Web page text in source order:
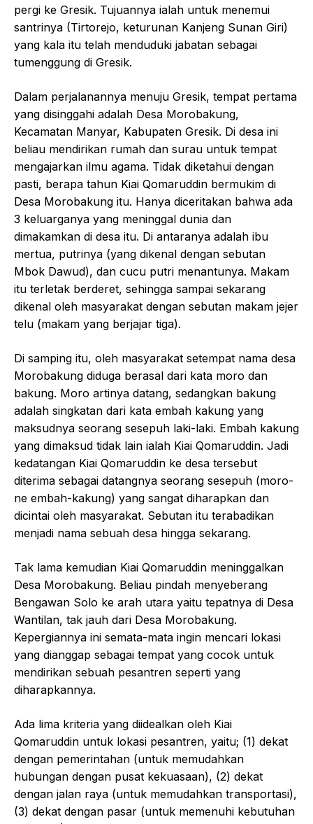
pergi ke Gresik. Tujuannya ialah untuk menemui
santrinya (Tirtorejo, keturunan Kanjeng Sunan Giri)
yang kala itu telah menduduki jabatan sebagai
tumenggung di Gresik.
Dalam perjalanannya menuju Gresik, tempat pertama
yang disinggahi adalah Desa Morobakung,
Kecamatan Manyar, Kabupaten Gresik. Di desa ini
beliau mendirikan rumah dan surau untuk tempat
mengajarkan ilmu agama. Tidak diketahui dengan
pasti, berapa tahun Kiai Qomaruddin bermukim di
Desa Morobakung itu. Hanya diceritakan bahwa ada
3 keluarganya yang meninggal dunia dan
dimakamkan di desa itu. Di antaranya adalah ibu
mertua, putrinya (yang dikenal dengan sebutan
Mbok Dawud), dan cucu putri menantunya. Makam
itu terletak berderet, sehingga sampai sekarang
dikenal oleh masyarakat dengan sebutan makam jejer
telu (makam yang berjajar tiga).
Di samping itu, oleh masyarakat setempat nama desa
Morobakung diduga berasal dari kata moro dan
bakung. Moro artinya datang, sedangkan bakung
adalah singkatan dari kata embah kakung yang
maksudnya seorang sesepuh laki-laki. Embah kakung
yang dimaksud tidak lain ialah Kiai Qomaruddin. Jadi
kedatangan Kiai Qomaruddin ke desa tersebut
diterima sebagai datangnya seorang sesepuh (moro-
ne embah-kakung) yang sangat diharapkan dan
dicintai oleh masyarakat. Sebutan itu terabadikan
menjadi nama sebuah desa hingga sekarang.
Tak lama kemudian Kiai Qomaruddin meninggalkan
Desa Morobakung. Beliau pindah menyeberang
Bengawan Solo ke arah utara yaitu tepatnya di Desa
Wantilan, tak jauh dari Desa Morobakung.
Kepergiannya ini semata-mata ingin mencari lokasi
yang dianggap sebagai tempat yang cocok untuk
mendirikan sebuah pesantren seperti yang
diharapkannya.
Ada lima kriteria yang diidealkan oleh Kiai
Qomaruddin untuk lokasi pesantren, yaitu; (1) dekat
dengan pemerintahan (untuk memudahkan
hubungan dengan pusat kekuasaan), (2) dekat
dengan jalan raya (untuk memudahkan transportasi),
(3) dekat dengan pasar (untuk memenuhi kebutuhan